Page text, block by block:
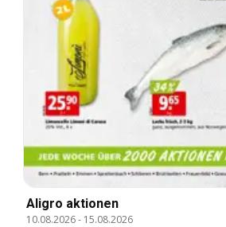
Aligro aktionen
10.08.2026- 15.08.2026